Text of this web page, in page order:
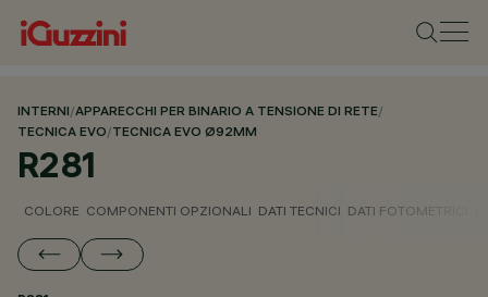
INTERNI/APPARECCHI PER BINARIO A TENSIONE DI RETE/
TECNICA EVO/TECNICA EVO Ø92MM
R281
COLORE COMPONENTI OPZIONALI DATI TECNICI DATI FOTOMETRICI